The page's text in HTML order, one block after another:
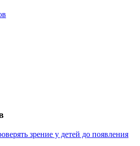
зрение у детей до появления